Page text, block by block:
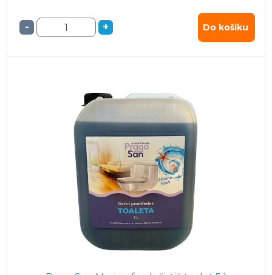
- + Do košíku